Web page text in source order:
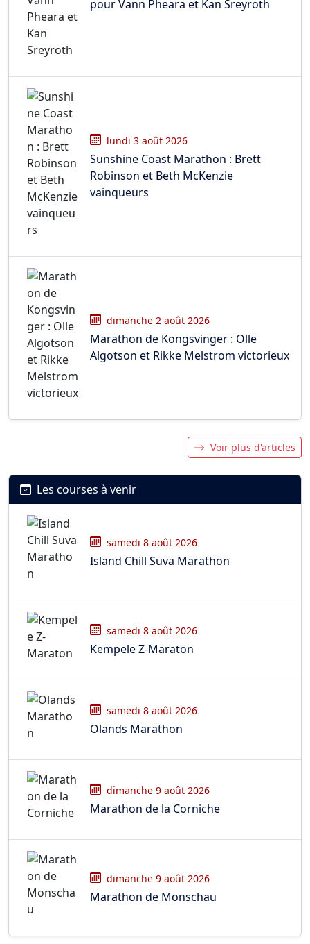
pour Vann Pheara et Kan Sreyroth
lundi 3 août 2026
Sunshine Coast Marathon : Brett
Robinson et Beth McKenzie
vainqueurs
dimanche 2 août 2026
Marathon de Kongsvinger : Olle
Algotson et Rikke Melstrom victorieux
Voir plus d'articles
Les courses à venir
samedi 8 août 2026
Island Chill Suva Marathon
samedi 8 août 2026
Kempele Z-Maraton
samedi 8 août 2026
Olands Marathon
dimanche 9 août 2026
Marathon de la Corniche
dimanche 9 août 2026
Marathon de Monschau